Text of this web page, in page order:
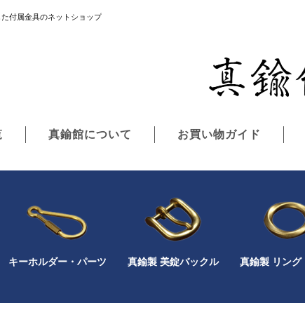
付属金具のネットショップ
真鍮館について お買い物ガイド
キーホルダー・パーツ 真鍮製 美錠バックル 真鍮製 リング